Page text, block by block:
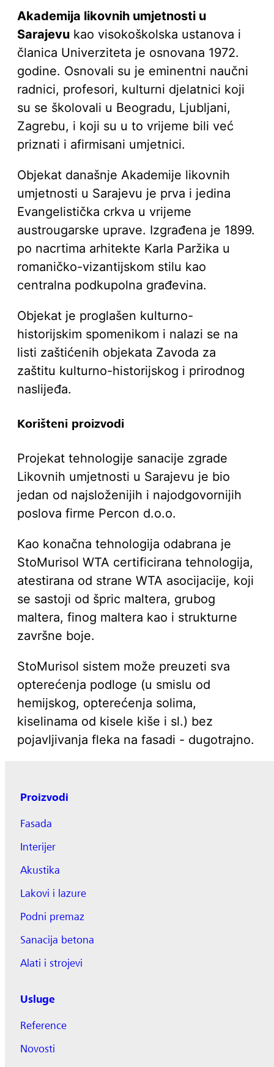
Akademija likovnih umjetnosti u
Sarajevu kao visokoškolska ustanova i
članica Univerziteta je osnovana 1972.
godine. Osnovali su je eminentni naučni
radnici, profesori, kulturni djelatnici koji
su se školovali u Beogradu, Ljubljani,
Zagrebu, i koji su u to vrijeme bili već
priznati i afirmisani umjetnici.
Objekat današnje Akademije likovnih
umjetnosti u Sarajevu je prva i jedina
Evangelistička crkva u vrijeme
austrougarske uprave. Izgrađena je 1899.
po nacrtima arhitekte Karla Paržika u
romaničko-vizantijskom stilu kao
centralna podkupolna građevina.
Objekat je proglašen kulturno-
historijskim spomenikom i nalazi se na
listi zaštićenih objekata Zavoda za
zaštitu kulturno-historijskog i prirodnog
naslijeđa.
Korišteni proizvodi
Projekat tehnologije sanacije zgrade
Likovnih umjetnosti u Sarajevu je bio
jedan od najsloženijih i najodgovornijih
poslova firme Percon d.o.o.
Kao konačna tehnologija odabrana je
StoMurisol WTA certificirana tehnologija,
atestirana od strane WTA asocijacije, koji
se sastoji od špric maltera, grubog
maltera, finog maltera kao i strukturne
završne boje.
StoMurisol sistem može preuzeti sva
opterećenja podloge (u smislu od
hemijskog, opterećenja solima,
kiselinama od kisele kiše i sl.) bez
pojavljivanja fleka na fasadi - dugotrajno.
Proizvodi
Fasada
Interijer
Akustika
Lakovi i lazure
Podni premaz
Sanacija betona
Alati i strojevi
Usluge
Reference
Novosti